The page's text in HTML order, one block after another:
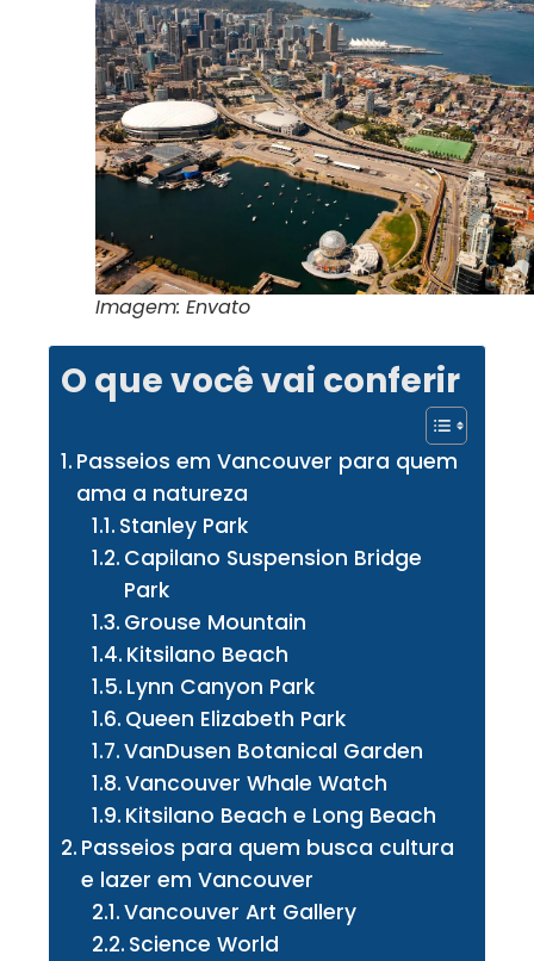
Imagem: Envato
O que você vai conferir
Passeios em Vancouver para quem
ama a natureza
Stanley Park
Capilano Suspension Bridge
Park
Grouse Mountain
Kitsilano Beach
Lynn Canyon Park
Queen Elizabeth Park
VanDusen Botanical Garden
Vancouver Whale Watch
Kitsilano Beach e Long Beach
Passeios para quem busca cultura
e lazer em Vancouver
Vancouver Art Gallery
Science World